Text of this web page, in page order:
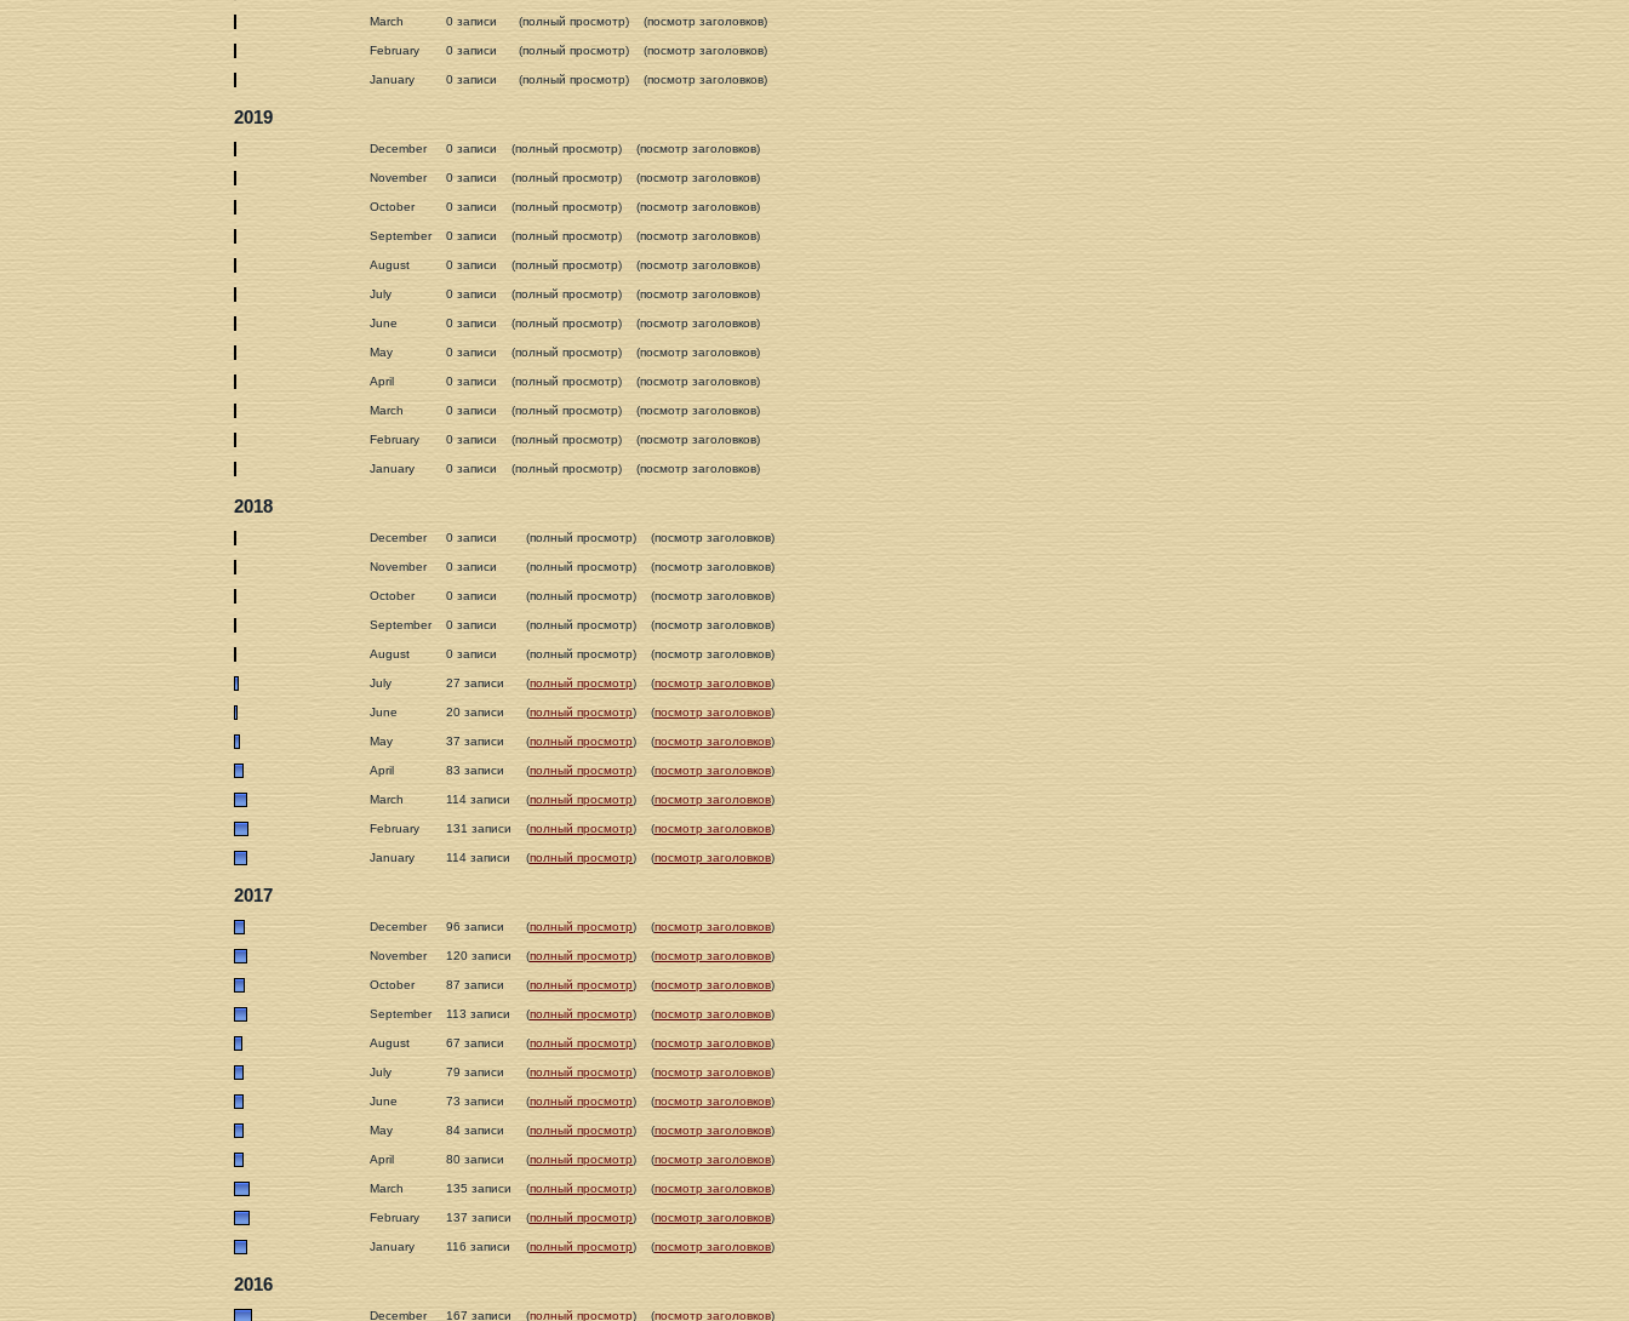
March 0 записи (полный просмотр) (посмотр заголовков)
February 0 записи (полный просмотр) (посмотр заголовков)
January 0 записи (полный просмотр) (посмотр заголовков)
2019
December 0 записи (полный просмотр) (посмотр заголовков)
November 0 записи (полный просмотр) (посмотр заголовков)
October 0 записи (полный просмотр) (посмотр заголовков)
September 0 записи (полный просмотр) (посмотр заголовков)
August 0 записи (полный просмотр) (посмотр заголовков)
July 0 записи (полный просмотр) (посмотр заголовков)
June 0 записи (полный просмотр) (посмотр заголовков)
May 0 записи (полный просмотр) (посмотр заголовков)
April 0 записи (полный просмотр) (посмотр заголовков)
March 0 записи (полный просмотр) (посмотр заголовков)
February 0 записи (полный просмотр) (посмотр заголовков)
January 0 записи (полный просмотр) (посмотр заголовков)
2018
December 0 записи (полный просмотр) (посмотр заголовков)
November 0 записи (полный просмотр) (посмотр заголовков)
October 0 записи (полный просмотр) (посмотр заголовков)
September 0 записи (полный просмотр) (посмотр заголовков)
August 0 записи (полный просмотр) (посмотр заголовков)
July 27 записи (полный просмотр) (посмотр заголовков)
June 20 записи (полный просмотр) (посмотр заголовков)
May 37 записи (полный просмотр) (посмотр заголовков)
April 83 записи (полный просмотр) (посмотр заголовков)
March 114 записи (полный просмотр) (посмотр заголовков)
February 131 записи (полный просмотр) (посмотр заголовков)
January 114 записи (полный просмотр) (посмотр заголовков)
2017
December 96 записи (полный просмотр) (посмотр заголовков)
November 120 записи (полный просмотр) (посмотр заголовков)
October 87 записи (полный просмотр) (посмотр заголовков)
September 113 записи (полный просмотр) (посмотр заголовков)
August 67 записи (полный просмотр) (посмотр заголовков)
July 79 записи (полный просмотр) (посмотр заголовков)
June 73 записи (полный просмотр) (посмотр заголовков)
May 84 записи (полный просмотр) (посмотр заголовков)
April 80 записи (полный просмотр) (посмотр заголовков)
March 135 записи (полный просмотр) (посмотр заголовков)
February 137 записи (полный просмотр) (посмотр заголовков)
January 116 записи (полный просмотр) (посмотр заголовков)
2016
December 167 записи (полный просмотр) (посмотр заголовков)